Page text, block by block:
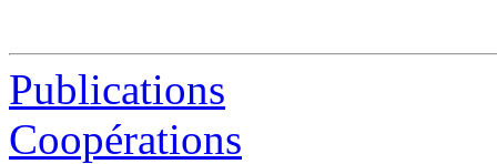
Publications
Coopérations